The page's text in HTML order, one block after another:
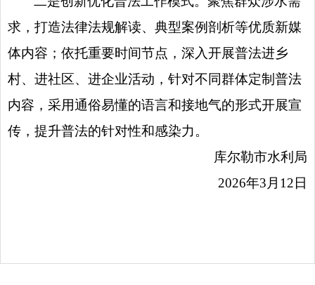
求，打造法律法规解读、典型案例剖析等优质新媒
体内容；依托重要时间节点，深入开展普法进乡
村、进社区、进企业活动，针对不同群体定制普法
内容，采用通俗易懂的语言和接地气的形式开展宣
传，提升普法的针对性和感染力。
库尔勒市水利局
2026年3月12日